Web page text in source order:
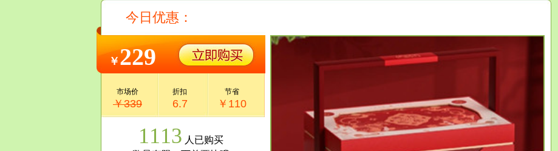
今日优惠：
￥229
市场价
￥339
折扣
6.7
节省
￥110
1113 人已购买